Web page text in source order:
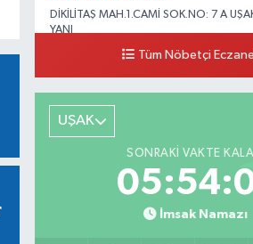
DİKİLİTAŞ MAH.1.CAMİ SOK.NO: 7 A
YANI
0 (276) 223 12 53 Yol Tarifi Al
Tüm Nöbetçi
UŞAK
SONRAKI VAKTE
İmsak Namazı